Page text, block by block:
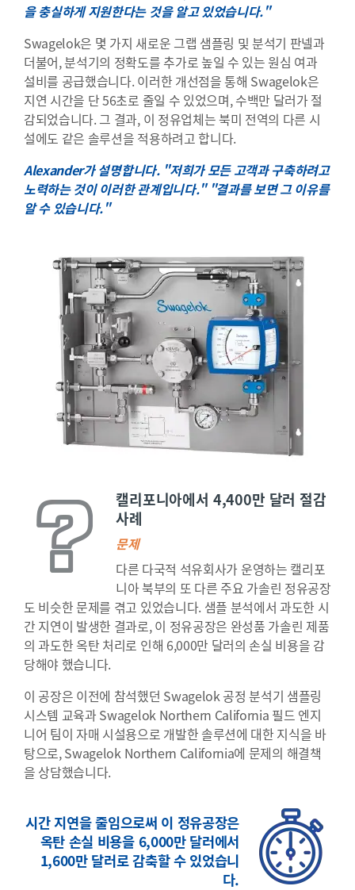
을 충실하게 지원한다는 것을 알고 있었습니다."
Swagelok은 몇 가지 새로운 그랩 샘플링 및 분석기 판넬과
더불어, 분석기의 정확도를 추가로 높일 수 있는 원심 여과
설비를 공급했습니다. 이러한 개선점을 통해 Swagelok은
지연 시간을 단 56초로 줄일 수 있었으며, 수백만 달러가 절
감되었습니다. 그 결과, 이 정유업체는 북미 전역의 다른 시
설에도 같은 솔루션을 적용하려고 합니다.
Alexander가 설명합니다. "저희가 모든 고객과 구축하려고
노력하는 것이 이러한 관계입니다." "결과를 보면 그 이유를
알 수 있습니다."
캘리포니아에서 4,400만 달러 절감
사례
문제
다른 다국적 석유회사가 운영하는 캘리포
니아 북부의 또 다른 주요 가솔린 정유공장
도 비슷한 문제를 겪고 있었습니다. 샘플 분석에서 과도한 시
간 지연이 발생한 결과로, 이 정유공장은 완성품 가솔린 제품
의 과도한 옥탄 처리로 인해 6,000만 달러의 손실 비용을 감
당해야 했습니다.
이 공장은 이전에 참석했던 Swagelok 공정 분석기 샘플링
시스템 교육과 Swagelok Northern California 필드 엔지
니어 팀이 자매 시설용으로 개발한 솔루션에 대한 지식을 바
탕으로, Swagelok Northern California에 문제의 해결책
을 상담했습니다.
시간 지연을 줄임으로써 이 정유공장은
옥탄 손실 비용을 6,000만 달러에서
1,600만 달러로 감축할 수 있었습니
다.